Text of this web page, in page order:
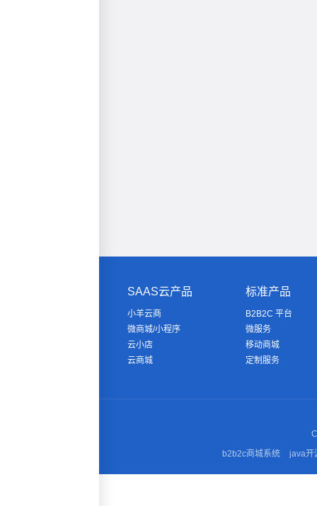
SAAS云产品
小羊云商
微商城/小程序
云小店
云商城
标准产品
B2B2C 平台
微服务
移动商城
定制服务
b2b2c商城系统
java开